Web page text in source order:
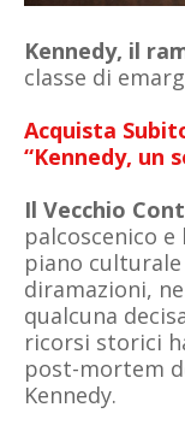
Kennedy, il
classe di
Acquista
“Kennedy, un
Il Vecchio
palcoscenico
piano
diramazioni,
qualcuna
ricorsi storici
post-mortem
Kennedy.